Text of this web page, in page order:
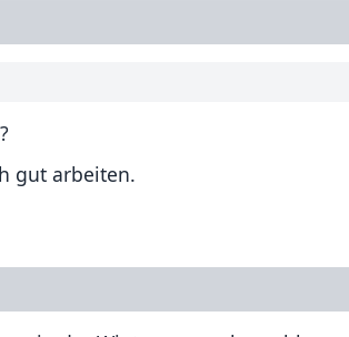
gut arbeiten.